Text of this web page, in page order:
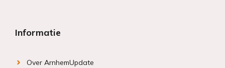
Informatie
Over ArnhemUpdate